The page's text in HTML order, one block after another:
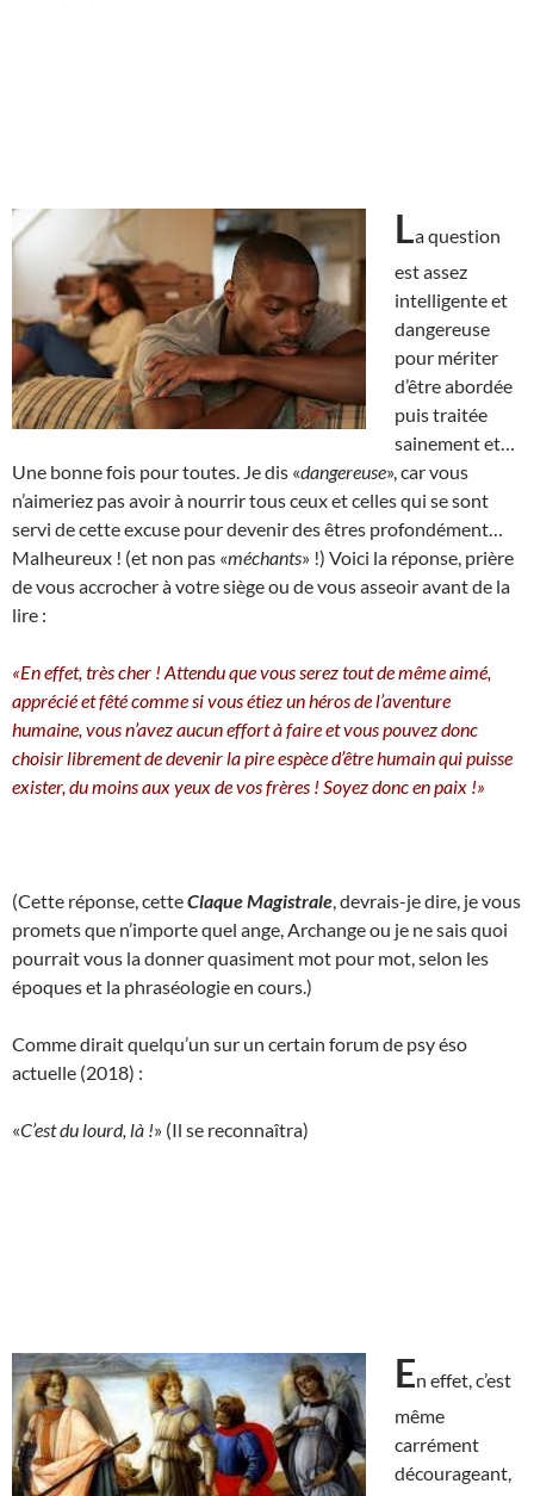
La question
est assez
intelligente et
dangereuse
pour mériter
d’être abordée
puis traitée
sainement et…
Une bonne fois pour toutes. Je dis «dangereuse», car vous
n’aimeriez pas avoir à nourrir tous ceux et celles qui se sont
servi de cette excuse pour devenir des êtres profondément…
Malheureux ! (et non pas «méchants» !) Voici la réponse, prière
de vous accrocher à votre siège ou de vous asseoir avant de la
lire :
«En effet, très cher ! Attendu que vous serez tout de même aimé,
apprécié et fêté comme si vous étiez un héros de l’aventure
humaine, vous n’avez aucun effort à faire et vous pouvez donc
choisir librement de devenir la pire espèce d’être humain qui puisse
exister, du moins aux yeux de vos frères ! Soyez donc en paix !»
(Cette réponse, cetteClaque Magistrale , devrais-je dire, je vous
promets que n’importe quel ange, Archange ou je ne sais quoi
pourrait vous la donner quasiment mot pour mot, selon les
époques et la phraséologie en cours.)
Comme dirait quelqu’un sur un certain forum de psy éso
actuelle (2018) :
«C’est du lourd, là !» (Il se reconnaîtra)
En effet, c’est
même
carrément
décourageant,